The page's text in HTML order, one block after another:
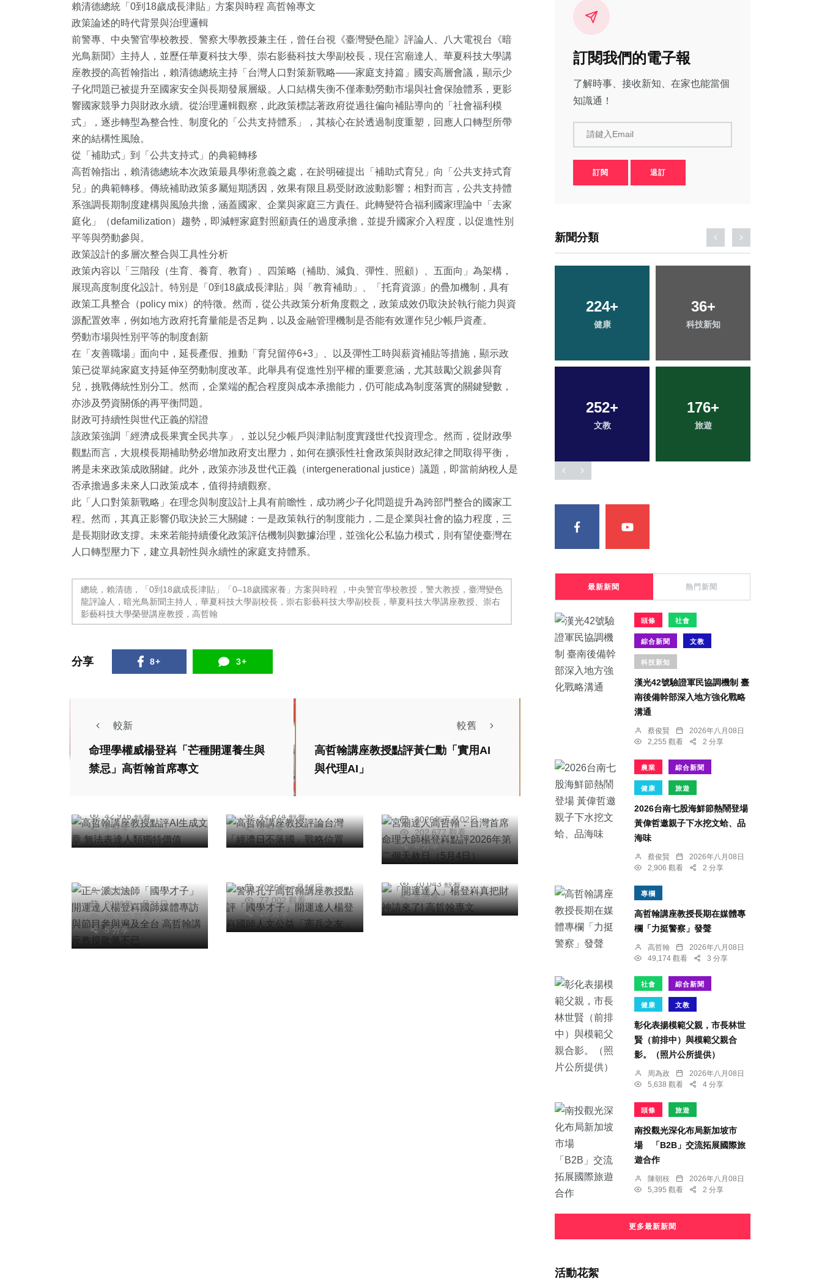
賴清德總統「0到18歲成長津貼」方案與時程 高哲翰專文
政策論述的時代背景與治理邏輯
前警專、中央警官學校教授、警察大學教授兼主任，曾任台視《臺灣變色龍》評論人、八大電視台《暗
光鳥新聞》主持人，並歷任華夏科技大學、崇右影藝科技大學副校長，現任宮廟達人、華夏科技大學講
座教授的高哲翰指出，賴清德總統主持「台灣人口對策新戰略——家庭支持篇」國安高層會議，顯示少
子化問題已被提升至國家安全與長期發展層級。人口結構失衡不僅牽動勞動市場與社會保險體系，更影
響國家競爭力與財政永續。從治理邏輯觀察，此政策標誌著政府從過往偏向補貼導向的「社會福利模
式」，逐步轉型為整合性、制度化的「公共支持體系」，其核心在於透過制度重塑，回應人口轉型所帶
來的結構性風險。
從「補助式」到「公共支持式」的典範轉移
高哲翰指出，賴清德總統本次政策最具學術意義之處，在於明確提出「補助式育兒」向「公共支持式育
兒」的典範轉移。傳統補助政策多屬短期誘因，效果有限且易受財政波動影響；相對而言，公共支持體
系強調長期制度建構與風險共擔，涵蓋國家、企業與家庭三方責任。此轉變符合福利國家理論中「去家
庭化」（defamilization）趨勢，即減輕家庭對照顧責任的過度承擔，並提升國家介入程度，以促進性別
平等與勞動參與。
政策設計的多層次整合與工具性分析
政策內容以「三階段（生育、養育、教育）、四策略（補助、減負、彈性、照顧）、五面向」為架構，
展現高度制度化設計。特別是「0到18歲成長津貼」與「教育補助」、「托育資源」的疊加機制，具有
政策工具整合（policy mix）的特徵。然而，從公共政策分析角度觀之，政策成效仍取決於執行能力與資
源配置效率，例如地方政府托育量能是否足夠，以及金融管理機制是否能有效運作兒少帳戶資產。
勞動市場與性別平等的制度創新
在「友善職場」面向中，延長產假、推動「育兒留停6+3」、以及彈性工時與薪資補貼等措施，顯示政
策已從單純家庭支持延伸至勞動制度改革。此舉具有促進性別平權的重要意涵，尤其鼓勵父親參與育
兒，挑戰傳統性別分工。然而，企業端的配合程度與成本承擔能力，仍可能成為制度落實的關鍵變數，
亦涉及勞資關係的再平衡問題。
財政可持續性與世代正義的辯證
該政策強調「經濟成長果實全民共享」，並以兒少帳戶與津貼制度實踐世代投資理念。然而，從財政學
觀點而言，大規模長期補助勢必增加政府支出壓力，如何在擴張性社會政策與財政紀律之間取得平衡，
將是未來政策成敗關鍵。此外，政策亦涉及世代正義（intergenerational justice）議題，即當前納稅人是
否承擔過多未來人口政策成本，值得持續觀察。
此「人口對策新戰略」在理念與制度設計上具有前瞻性，成功將少子化問題提升為跨部門整合的國家工
程。然而，其真正影響仍取決於三大關鍵：一是政策執行的制度能力，二是企業與社會的協力程度，三
是長期財政支撐。未來若能持續優化政策評估機制與數據治理，並強化公私協力模式，則有望使臺灣在
人口轉型壓力下，建立具韌性與永續性的家庭支持體系。
總統，賴清德，「0到18歲成長津貼」「0–18歲國家養」方案與時程 ，中央警官學校教授，警大教授，臺灣變色
龍評論人，暗光鳥新聞主持人，華夏科技大學副校長，崇右影藝科技大學副校長，華夏科技大學講座教授、崇右
影藝科技大學榮譽講座教授，高哲翰
分享 8+ 3+
較新
命理學權威楊登嵙「芒種開運養生與
禁忌」高哲翰首席專文
較舊
高哲翰講座教授點評黃仁勳「實用AI
與代理AI」
AI生成文章 無法表
達人類獨特價值
42,916 觀看
5 分享
台灣「經濟日不落
國」戰略位置
42,874 觀看
5 分享
宮廟達人高哲翰：台
日）
2026年五月02日
202,677 觀看
8 分享
專欄
正一派大法師「國學
目參與遍及全台 高
哲翰講座教授敬佩不
已
高哲翰
2026年一月31日
85,720 觀看
5 分享
警界孔子高哲翰講座
教授點評「國學才
之友」
2026年一月12日
77,002 觀看
10 分享
真把財神請來了! 高
哲翰專文
高哲翰
70,043 觀看
5 分享
訂閱我們的電子報
了解時事、接收新知、在家也能當個
知識通！
請鍵入Email
訂閱 退訂
新聞分類
123+
專欄
72+
宗教
78+
農業
753+
綜合新聞
430
社會
224+
健康
36+
科技新知
252+
文教
176+
旅遊
2+
大陸
123+
專欄
55+
頭條
72+
宗教
最新新聞 熱門新聞
頭條 社會
綜合新聞 文教
科技新知
漢光42號驗證軍民協調機制 臺
南後備幹部深入地方強化戰略
溝通
蔡俊賢
2026年八月08日
2,255 觀看
2 分享
農業 綜合新聞
健康 旅遊
2026台南七股海鮮節熱鬧登場
黃偉哲邀親子下水挖文蛤、品
海味
蔡俊賢
2026年八月08日
2,906 觀看
2 分享
專欄
高哲翰講座教授長期在媒體專
欄「力挺警察」發聲
高哲翰
2026年八月08日
49,174 觀看
3 分享
社會 綜合新聞
健康 文教
彰化表揚模範父親，市長林世
賢（前排中）與模範父親合
影。（照片公所提供）
周為政
2026年八月08日
5,638 觀看
4 分享
頭條 旅遊
南投觀光深化布局新加坡市
場 「B2B」交流拓展國際旅
遊合作
陳朝枝
2026年八月08日
5,395 觀看
2 分享
更多最新新聞
活動花絮